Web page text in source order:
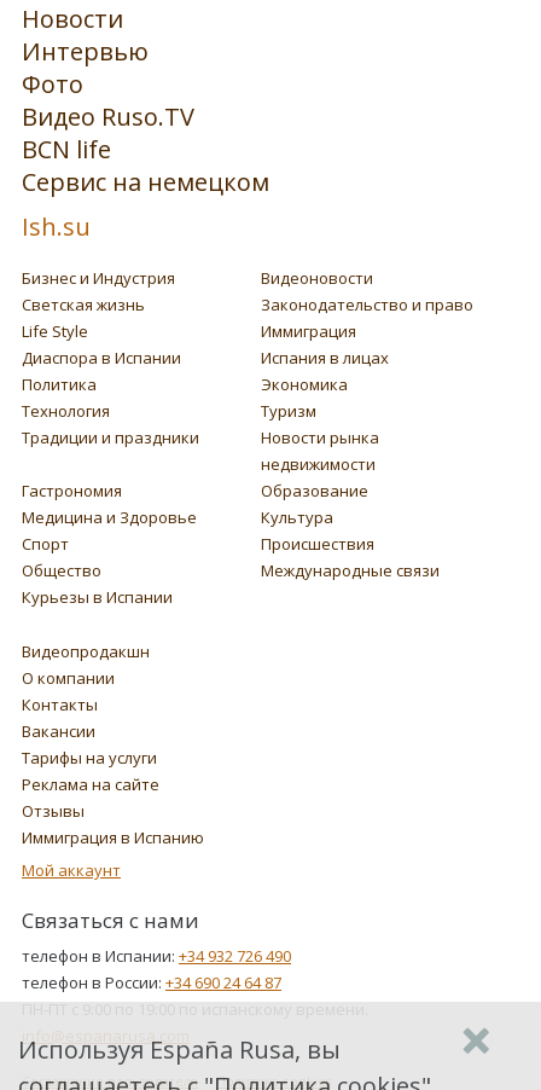
Новости
Интервью
Фото
Видео Ruso.TV
BCN life
Сервис на немецком
Ish.su
Бизнес и Индустрия
Видеоновости
Светская жизнь
Законодательство и право
Life Style
Иммиграция
Диаспора в Испании
Испания в лицах
Политика
Экономика
Технология
Туризм
Традиции и праздники
Новости рынка
недвижимости
Гастрономия
Образование
Медицина и Здоровье
Культура
Спорт
Происшествия
Общество
Международные связи
Курьезы в Испании
Видеопродакшн
О компании
Контакты
Вакансии
Тарифы на услуги
Реклама на сайте
Отзывы
Иммиграция в Испанию
Мой аккаунт
Связаться с нами
телефон в Испании: +34 932 726 490
телефон в России: +34 690 24 64 87
ПН-ПТ с 9:00 по 19:00 по испанскому времени.
info@espanarusa.com
Соглашение пользователя Политика cookies
Используя España Rusa, вы